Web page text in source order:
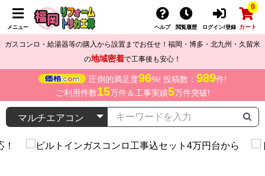
メニュー ヘルプ 閲覧履歴 ログイン/登録
0
カート
ガスコンロ・給湯器等の購入から設置までお任せ！福岡・博多・北九州・久留米
の地域密着で工事後も安心！
圧倒的満足度96%! 投稿数： 989件!
ご利用件数15万件＆工事実績5万件突破!